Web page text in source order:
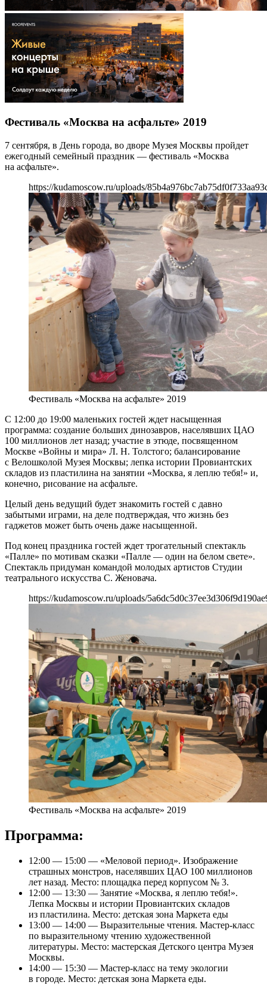
Фестиваль «Москва на асфальте» 2019
7 сентября, в День города, во дворе Музея Москвы пройдет
ежегодный семейный праздник — фестиваль «Москва
на асфальте».
https://kudamoscow.ru/uploads/
Фестиваль «Москва на асфальте» 2019
С 12:00 до 19:00 маленьких гостей ждет насыщенная
программа: создание больших динозавров, населявших ЦАО
100 миллионов лет назад; участие в этюде, посвященном
Москве «Войны и мира» Л. Н. Толстого; балансирование
с Велошколой Музея Москвы; лепка истории Провиантских
складов из пластилина на занятии «Москва, я леплю тебя!» и,
конечно, рисование на асфальте.
Целый день ведущий будет знакомить гостей с давно
забытыми играми, на деле подтверждая, что жизнь без
гаджетов может быть очень даже насыщенной.
Под конец праздника гостей ждет трогательный спектакль
«Палле» по мотивам сказки «Палле — один на белом свете».
Спектакль придуман командой молодых артистов Студии
театрального искусства С. Женовача.
https://kudamoscow.ru/uploads/
Фестиваль «Москва на асфальте» 2019
Программа:
12:00 — 15:00 — «Меловой период». Изображение
страшных монстров, населявших ЦАО 100 миллионов
лет назад. Место: площадка перед корпусом № 3.
12:00 — 13:30 — Занятие «Москва, я леплю тебя!».
Лепка Москвы и истории Провиантских складов
из пластилина. Место: детская зона Маркета еды
13:00 — 14:00 — Выразительные чтения. Мастер-класс
по выразительному чтению художественной
литературы. Место: мастерская Детского центра Музея
Москвы.
14:00 — 15:30 — Мастер-класс на тему экологии
в городе. Место: детская зона Маркета еды.